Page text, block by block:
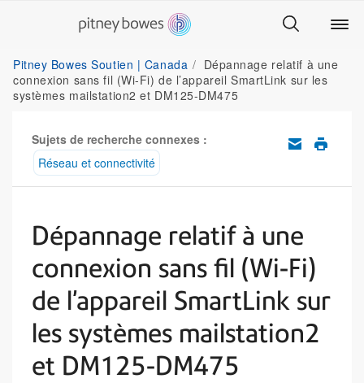
Pitney Bowes Soutien | Canada
Dépannage relatif à une
connexion sans fil (Wi-Fi) de l’appareil SmartLink sur les
systèmes mailstation2 et DM125-DM475
Sujets de recherche connexes :
Réseau et connectivité
Dépannage relatif à une
connexion sans fil (Wi-Fi)
de l’appareil SmartLink sur
les systèmes mailstation2
et DM125-DM475